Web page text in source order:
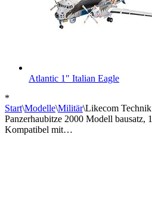
Atlantic 1″ Italian Eagle
*
Start\Modelle\Militär\Likecom
Panzerhaubitze 2000 Modell bausatz,
Kompatibel mit…